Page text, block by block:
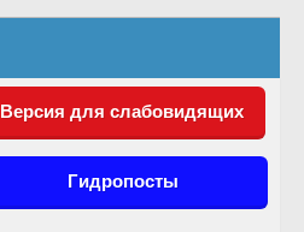
Версия для слабовидящих
Гидропосты